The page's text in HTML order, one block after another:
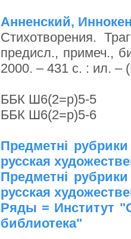
Анненский,
Стихотворения.
предисл., примеч.,
2000. – 431 с. : ил. –
ББК Ш6(2=р)5-5
ББК Ш6(2=р)5-6
Предметні
русская
Предметні
русская
Ряды = Институт
библиотека"